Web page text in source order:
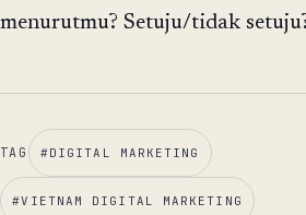
menurutmu? Setuju/tidak
TAG #DIGITAL MARKETING
#VIETNAM DIGITAL MARKETING